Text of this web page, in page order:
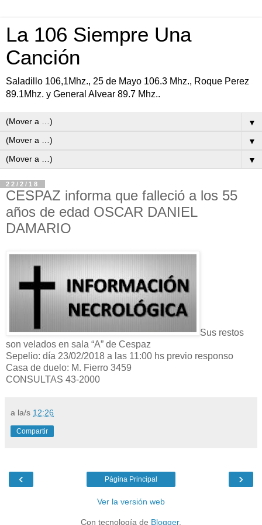
La 106 Siempre Una
Canción
Saladillo 106,1Mhz., 25 de Mayo 106.3 Mhz., Roque Perez
89.1Mhz. y General Alvear 89.7 Mhz..
▼
▼
▼
22/2/18
CESPAZ informa que falleció a los 55
años de edad OSCAR DANIEL
DAMARIO
Sus restos
son velados en sala “A” de Cespaz
Sepelio: día 23/02/2018 a las 11:00 hs previo responso
Casa de duelo: M. Fierro 3459
CONSULTAS 43-2000
a la/s 12:26
Compartir
‹ ›
Página Principal
Ver la versión web
Con tecnología de Blogger.